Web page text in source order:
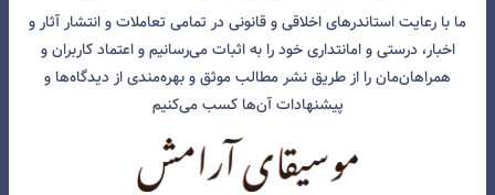
ما با رعایت استاندرهای اخلاقی و قانونی در تمامی تعاملات و انتشار آثار و
اخبار، درستی و امانتداری خود را به اثبات می‌رسانیم و اعتماد کاربران و
همراهان‌مان را از طریق نشر مطالب موثق و بهره‌مندی از دیدگاه‌ها و
پیشنهادات آن‌ها کسب می‌کنیم